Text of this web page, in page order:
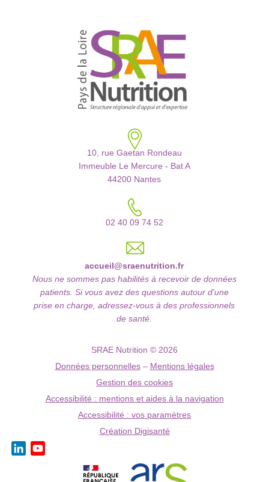
10, rue Gaetan Rondeau
Immeuble Le Mercure - Bat A
44200 Nantes
02 40 09 74 52
accueil@sraenutrition.fr
Nous ne sommes pas habilités à recevoir de données
patients. Si vous avez des questions autour d'une
prise en charge, adressez-vous à des professionnels
de santé.
SRAE Nutrition © 2026
Données personnelles– Mentions légales
Gestion des cookies
Accessibilité : mentions et aides à la navigation
Accessibilité : vos paramètres
Création Digisanté
LinkedIn